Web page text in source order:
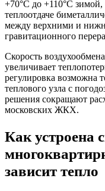
+70°C до +110°C
теплоотдаче
между верхними и
гравитационного
Скорость
увеличивает
регулировка возможна
теплового узла с
решения сокращают
московских ЖКХ.
Как устроена
зависит тепло